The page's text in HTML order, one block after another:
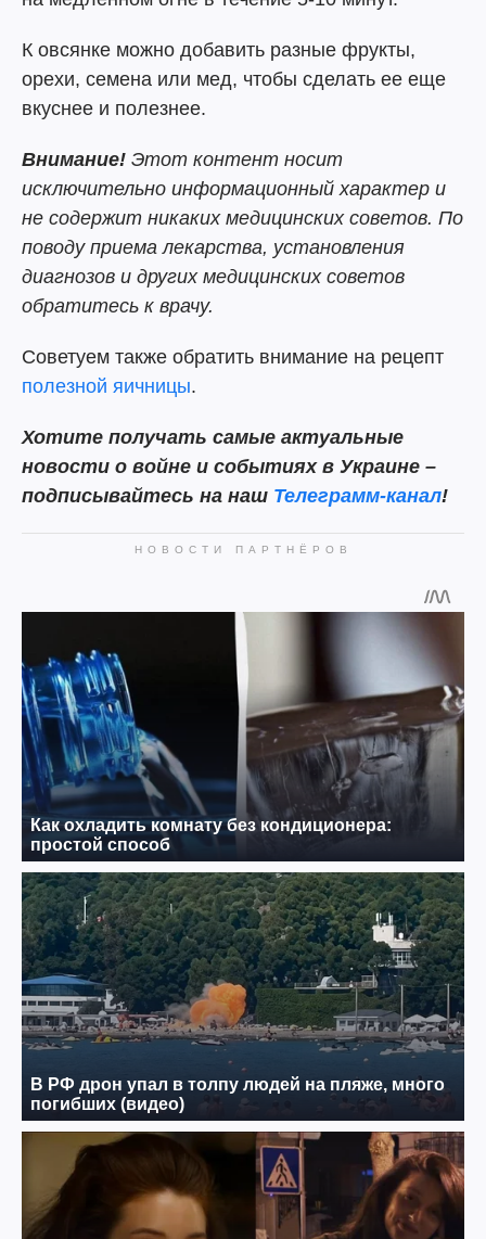
К овсянке можно добавить разные фрукты,
орехи, семена или мед, чтобы сделать ее еще
вкуснее и полезнее.
Внимание! Этот контент носит
исключительно информационный характер и
не содержит никаких медицинских советов. По
поводу приема лекарства, установления
диагнозов и других медицинских советов
обратитесь к врачу.
Советуем также обратить внимание на рецепт
полезной яичницы.
Хотите получать самые актуальные
новости о войне и событиях в Украине –
подписывайтесь на наш Телеграмм-канал!